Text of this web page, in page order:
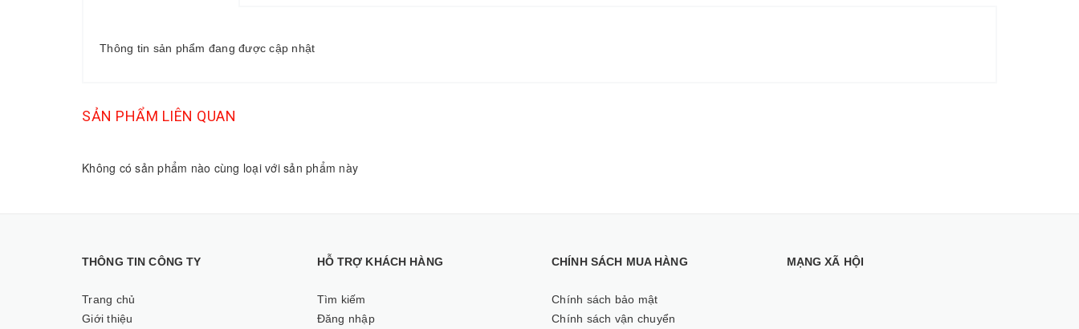
Thông tin sản phẩm đang được cập nhật
SẢN PHẨM LIÊN QUAN
Không có sản phẩm nào cùng loại với sản phẩm này
THÔNG TIN CÔNG TY
Trang chủ
Giới thiệu
HỖ TRỢ KHÁCH HÀNG
Tìm kiếm
Đăng nhập
CHÍNH SÁCH MUA HÀNG
Chính sách bảo mật
Chính sách vận chuyển
MẠNG XÃ HỘI